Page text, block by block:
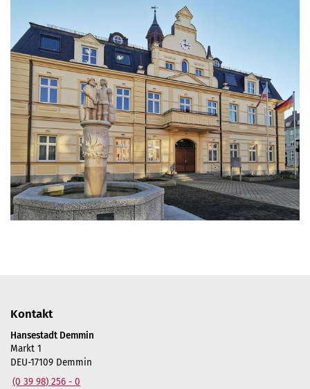
Kontakt
Hansestadt Demmin
Markt 1
DEU-17109 Demmin
(0 39 98) 256 - 0